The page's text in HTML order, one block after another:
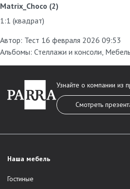
Matrix_Choco (2)
1:1 (квадрат)
Автор: Тест 16 февраля 2026 09:53
Альбомы: Стеллажи и консоли, Мебель
Наша мебель
Гостиные
Узнайте о компании из
Смотреть